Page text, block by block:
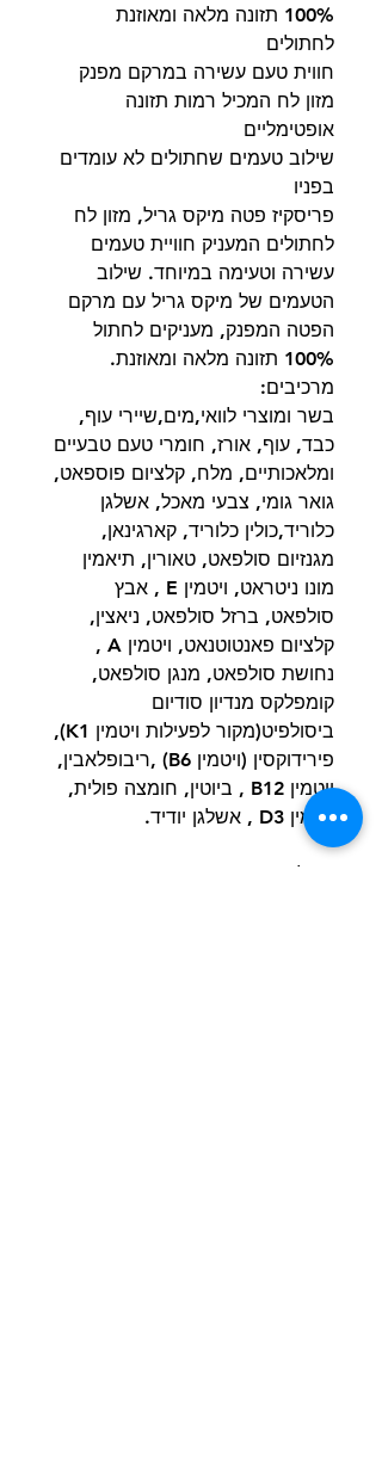
100% תזונה מלאה ומאוזנת
לחתולים
חווית טעם עשירה במרקם מפנק
מזון לח המכיל רמות תזונה
אופטימליים
שילוב טעמים שחתולים לא עומדים
בפניו
פריסקיז פטה מיקס גריל, מזון לח
לחתולים המעניק חוויית טעמים
עשירה וטעימה במיוחד. שילוב
הטעמים של מיקס גריל עם מרקם
הפטה המפנק, מעניקים לחתול
100% תזונה מלאה ומאוזנת.
מרכיבים:
בשר ומוצרי לוואי,מים,שיירי עוף,
כבד, עוף, אורז, חומרי טעם טבעיים
ומלאכותיים, מלח, קלציום פוספאט,
גואר גומי, צבעי מאכל, אשלגן
כלוריד,כולין כלוריד, קארגינאן,
מגנזיום סולפאט, טאורין, תיאמין
מונו ניטראט, ויטמין E , אבץ
סולפאט, ברזל סולפאט, ניאצין,
קלציום פאנטוטנאט, ויטמין A ,
נחושת סולפאט, מנגן סולפאט,
קומפלקס מנדיון סודיום
ביסולפיט(מקור לפעילות ויטמין K1),
פירידוקסין (ויטמין B6) ,ריבופלאבין,
ויטמין B12 , ביוטין, חומצה פולית,
ויטמין D3 , אשלגן יודיד.